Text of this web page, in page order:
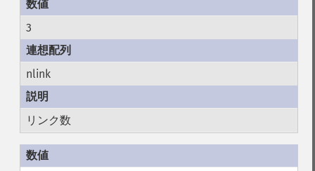
3
nlink
リンク数